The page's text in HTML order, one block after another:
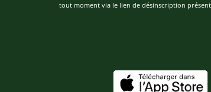
tout moment via le lien de désinscription